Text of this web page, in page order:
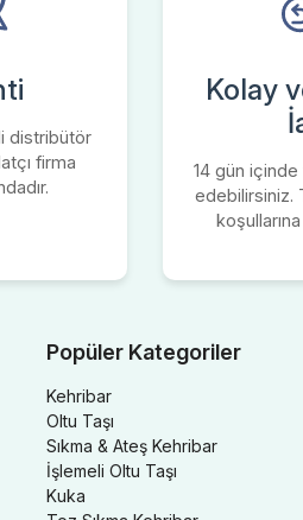
distribütör
firma
Kolay
14 gün
edebilirsiniz.
Popüler Kategoriler
Kehribar
Oltu Taşı
Sıkma & Ateş Kehribar
İşlemeli Oltu Taşı
Kuka